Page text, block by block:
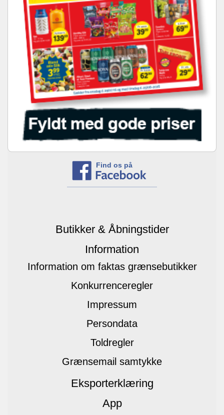
Find os på
Butikker & Åbningstider
Information
Information om faktas grænsebutikker
Konkurrenceregler
Impressum
Persondata
Toldregler
Grænsemail samtykke
Eksporterklæring
App